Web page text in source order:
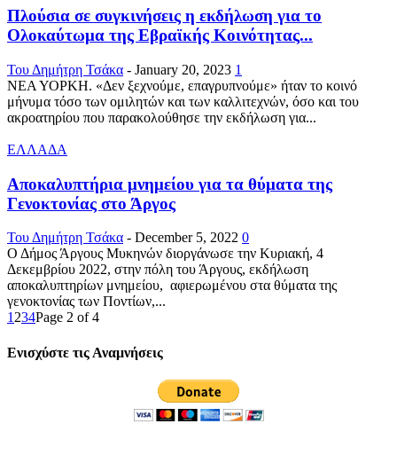
Πλούσια σε συγκινήσεις η εκδήλωση για το
Ολοκαύτωμα της Εβραϊκής Κοινότητας...
Του Δημήτρη Τσάκα - January 20, 2023 1
ΝΕΑ ΥΟΡΚΗ. «Δεν ξεχνούμε, επαγρυπνούμε» ήταν το κοινό
μήνυμα τόσο των ομιλητών και των καλλιτεχνών, όσο και του
ακροατηρίου που παρακολούθησε την εκδήλωση για...
ΕΛΛΑΔΑ
Αποκαλυπτήρια μνημείου για τα θύματα της
Γενοκτονίας στο Άργος
Του Δημήτρη Τσάκα - December 5, 2022 0
Ο Δήμος Άργους Μυκηνών διοργάνωσε την Κυριακή, 4
Δεκεμβρίου 2022, στην πόλη του Άργους, εκδήλωση
αποκαλυπτηρίων μνημείου, αφιερωμένου στα θύματα της
γενοκτονίας των Ποντίων,...
1 234Page 2 of 4
Ενισχύστε τις Αναμνήσεις